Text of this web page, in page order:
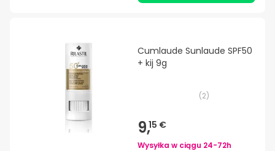
Cumlaude Sunlaude SPF50
+ kij 9g
(2)
9,15 €
Wysyłka w ciągu 24-72h